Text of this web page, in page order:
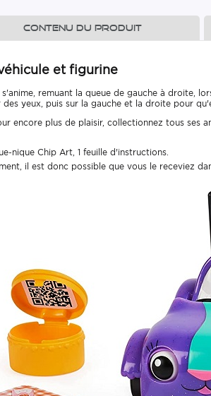
Contenu du produit
et figurine
remuant la queue de gauche à droite,
yeux, puis sur la gauche et la droite pour
encore plus de plaisir, collectionnez tous ses
nique Chip Art, 1 feuille d'instructions.
il est donc possible que vous le receviez